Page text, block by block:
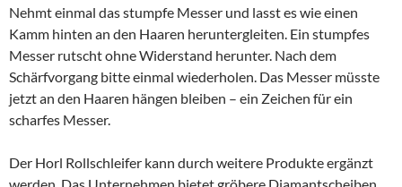
Nehmt einmal das stumpfe Messer und lasst es wie einen
Kamm hinten an den Haaren heruntergleiten. Ein stumpfes
Messer rutscht ohne Widerstand herunter. Nach dem
Schärfvorgang bitte einmal wiederholen. Das Messer müsste
jetzt an den Haaren hängen bleiben – ein Zeichen für ein
scharfes Messer.
Der Horl Rollschleifer kann durch weitere Produkte ergänzt